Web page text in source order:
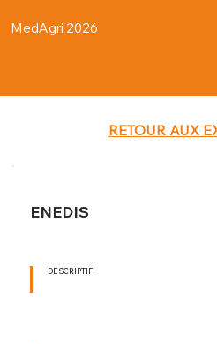
MedAgri 2026
DESCRIPTIF
ENEDIS
RETOUR AUX